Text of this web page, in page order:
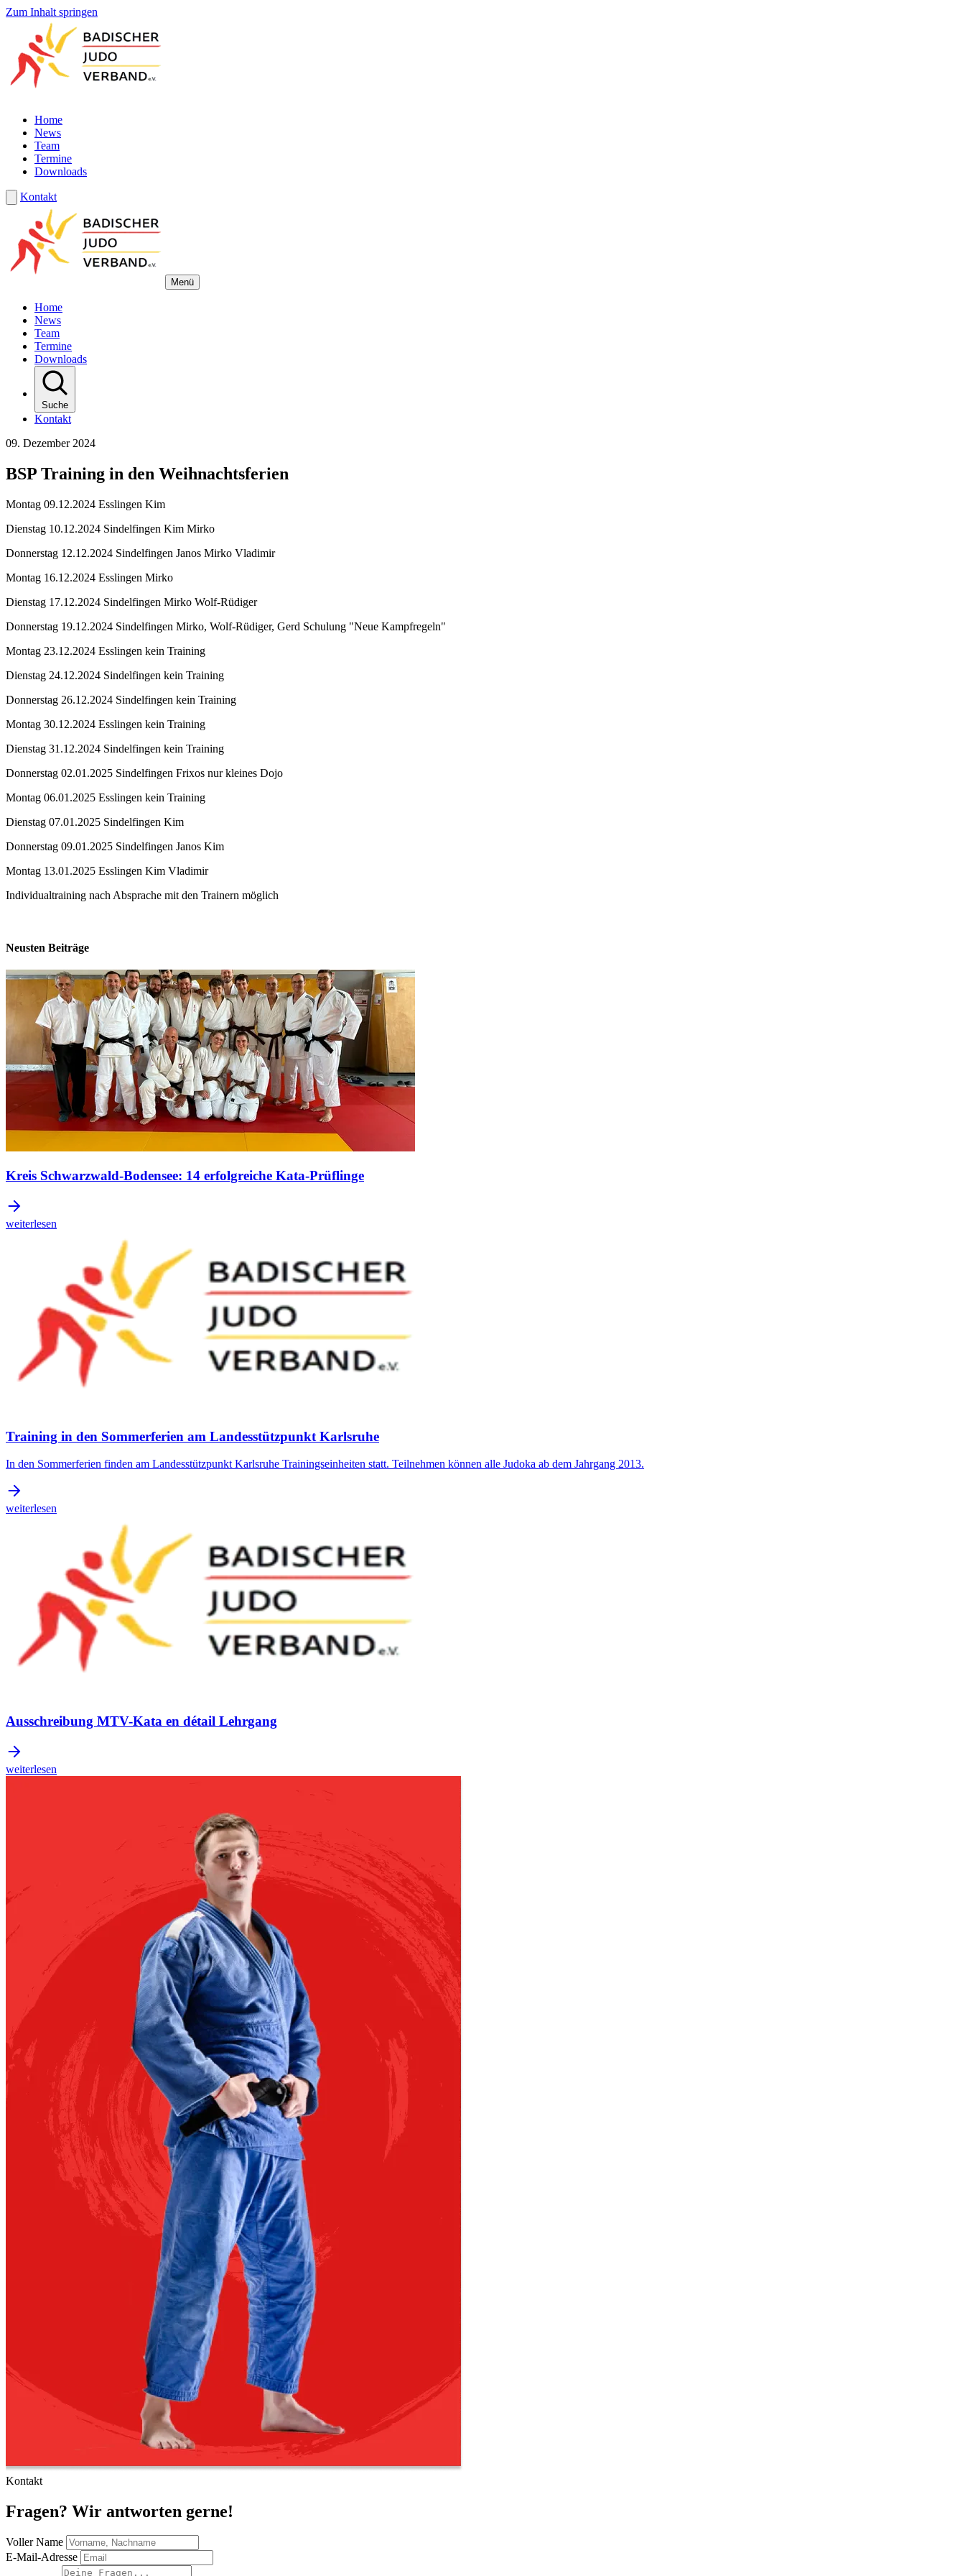
Zum Inhalt springen
Home
News
Team
Termine
Downloads
Kontakt
Menü
Home
News
Team
Termine
Downloads
Suche
Kontakt
09. Dezember 2024
BSP Training in den Weihnachtsferien
Montag 09.12.2024 Esslingen Kim
Dienstag 10.12.2024 Sindelfingen Kim Mirko
Donnerstag 12.12.2024 Sindelfingen Janos Mirko Vladimir
Montag 16.12.2024 Esslingen Mirko
Dienstag 17.12.2024 Sindelfingen Mirko Wolf-Rüdiger
Donnerstag 19.12.2024 Sindelfingen Mirko, Wolf-Rüdiger, Gerd Schulung "Neue Kampfregeln"
Montag 23.12.2024 Esslingen kein Training
Dienstag 24.12.2024 Sindelfingen kein Training
Donnerstag 26.12.2024 Sindelfingen kein Training
Montag 30.12.2024 Esslingen kein Training
Dienstag 31.12.2024 Sindelfingen kein Training
Donnerstag 02.01.2025 Sindelfingen Frixos nur kleines Dojo
Montag 06.01.2025 Esslingen kein Training
Dienstag 07.01.2025 Sindelfingen Kim
Donnerstag 09.01.2025 Sindelfingen Janos Kim
Montag 13.01.2025 Esslingen Kim Vladimir
Individualtraining nach Absprache mit den Trainern möglich
Neusten Beiträge
Kreis Schwarzwald-Bodensee: 14 erfolgreiche Kata-Prüflinge
weiterlesen
Training in den Sommerferien am Landesstützpunkt Karlsruhe
In den Sommerferien finden am Landesstützpunkt Karlsruhe Trainingseinheiten statt. Teilnehmen können alle Judoka ab dem Jahrgang 2013.
weiterlesen
Ausschreibung MTV-Kata en détail Lehrgang
weiterlesen
Kontakt
Fragen? Wir antworten gerne!
Voller Name
E-Mail-Adresse